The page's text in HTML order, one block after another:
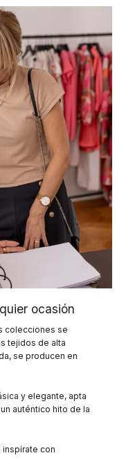
ocasión
colecciones se
tejidos de alta
se producen en
y elegante, apta
auténtico hito de la
inspírate con